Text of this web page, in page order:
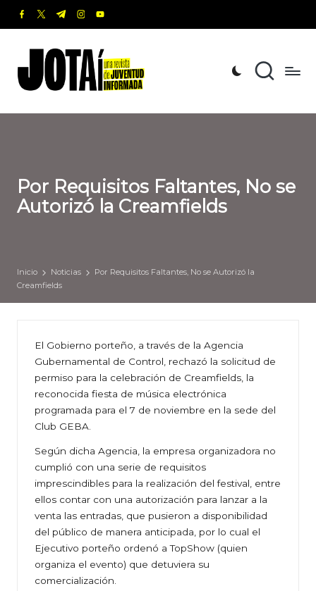
Saltar
contenido
facebook.com
twitter.com
t.me instagram.com
youtube.com
o
t
revista
de
Informada
Por Requisitos Faltantes, No se
Autorizó la Creamfields
Inicio Noticias
Por Requisitos Faltantes, No se Autorizó la
Creamfields
El Gobierno porteño, a través de la Agencia
Gubernamental de Control, rechazó la solicitud de
permiso para la celebración de Creamfields, la
reconocida fiesta de música electrónica
programada para el 7 de noviembre en la sede del
Club GEBA.
Según dicha Agencia, la empresa organizadora no
cumplió con una serie de requisitos
imprescindibles para la realización del festival, entre
ellos contar con una autorización para lanzar a la
venta las entradas, que pusieron a disponibilidad
del público de manera anticipada, por lo cual el
Ejecutivo porteño ordenó a TopShow (quien
organiza el evento) que detuviera su
comercialización.